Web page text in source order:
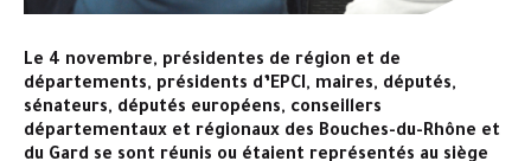
Le 4 novembre, présidentes de région et de
départements, présidents d’EPCI, maires, députés,
sénateurs, députés européens, conseillers
départementaux et régionaux des Bouches-du-Rhône et
du Gard se sont réunis ou étaient représentés au siège